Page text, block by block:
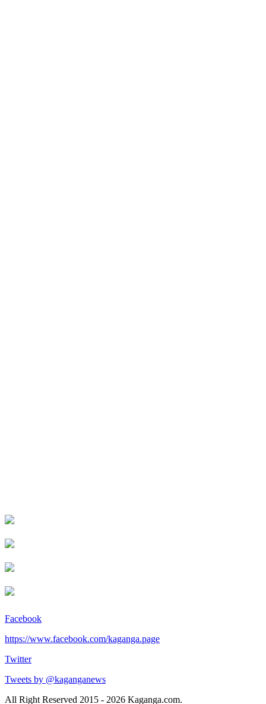
Facebook
https://www.facebook.com/kaganga.page
Twitter
Tweets by @kaganganews
All Right Reserved 2015 - 2026 Kaganga.com.